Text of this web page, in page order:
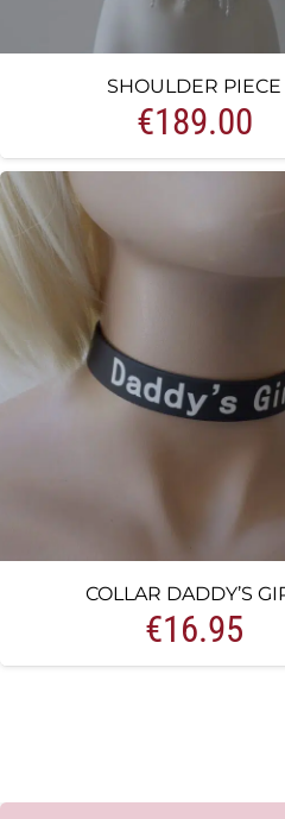
SHOULDER PIECE
€189.00
COLLAR DADDY’S
€16.95